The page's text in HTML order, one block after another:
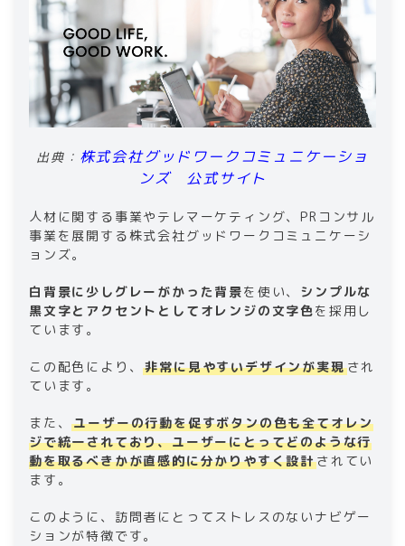
出典： 株式会社グッドワークコミュニケーショ
ンズ 公式サイト
人材に関する事業やテレマーケティング、PRコンサル
事業を展開する株式会社グッドワークコミュニケーシ
ョンズ。
白背景に少しグレーがかった背景を使い、 シンプルな
黒文字とアクセントとしてオレンジの文字色を採用し
ています。
この配色により、非常に見やすいデザインが実現され
ています。
また、ユーザーの行動を促すボタンの色も全てオレン
ジで統一されており、ユーザーにとってどのような行
動を取るべきかが直感的に分かりやすく設計されてい
ます。
このように、訪問者にとってストレスのないナビゲー
ションが特徴です。